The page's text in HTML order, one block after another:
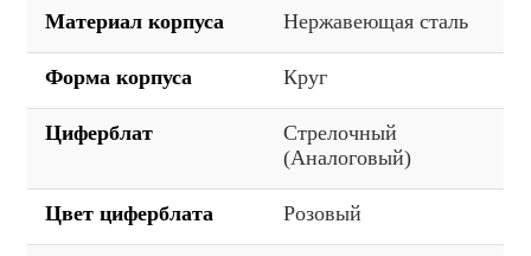
Материал корпуса Нержавеющая сталь
Форма корпуса Круг
Циферблат
Стрелочный
(Аналоговый)
Цвет циферблата Розовый